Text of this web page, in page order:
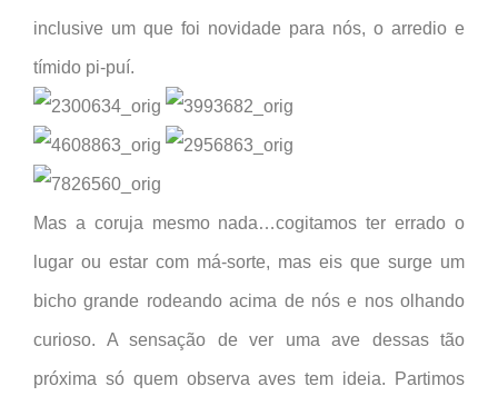
inclusive um que foi novidade para nós, o arredio e
tímido pi-puí.
Mas a coruja mesmo nada…cogitamos ter errado o
lugar ou estar com má-sorte, mas eis que surge um
bicho grande rodeando acima de nós e nos olhando
curioso. A sensação de ver uma ave dessas tão
próxima só quem observa aves tem ideia. Partimos